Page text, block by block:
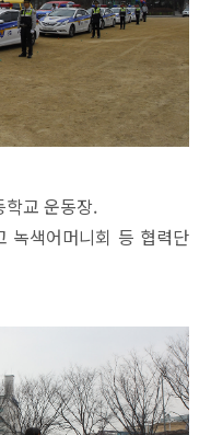
교 운동장.
녹색어머니회 등 협력단